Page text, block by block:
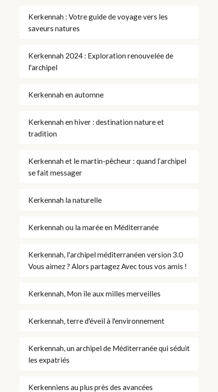
Kerkennah : Votre guide de voyage vers les
saveurs natures
Kerkennah 2024 : Exploration renouvelée de
l'archipel
Kerkennah en automne
Kerkennah en hiver : destination nature et
tradition
Kerkennah et le martin-pêcheur : quand l’archipel
se fait messager
Kerkennah la naturelle
Kerkennah ou la marée en Méditerranée
Kerkennah, l'archipel méditerranéen version 3.0
Vous aimez ? Alors partagez Avec tous vos amis !
Kerkennah, Mon île aux milles merveilles
Kerkennah, terre d'éveil à l'environnement
Kerkennah, un archipel de Méditerranée qui séduit
les expatriés
Kerkenniens au plus près des avancées